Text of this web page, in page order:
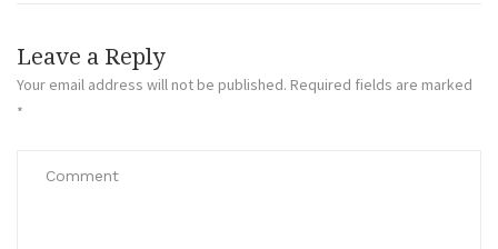
Leave a Reply
Your email address will not be published. Required fields are marked
*